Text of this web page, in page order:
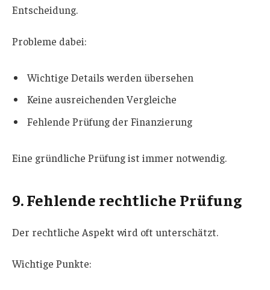
Entscheidung.
Probleme dabei:
Wichtige Details werden übersehen
Keine ausreichenden Vergleiche
Fehlende Prüfung der Finanzierung
Eine gründliche Prüfung ist immer notwendig.
9. Fehlende rechtliche Prüfung
Der rechtliche Aspekt wird oft unterschätzt.
Wichtige Punkte: